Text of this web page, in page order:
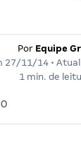
Por Equipe
27/11/14 •
1 min. de
0